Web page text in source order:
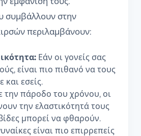
συμβάλλουν στην
περιλαμβάνουν:
Εάν οι γονείς σας
είναι πιο πιθανό να τους
και εσείς.
την πάροδο του χρόνου, οι
την ελαστικότητά τους
μπορεί να φθαρούν.
είναι πιο επιρρεπείς